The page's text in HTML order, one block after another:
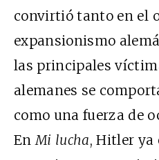
convirtió tanto en el
expansionismo
las principales
alemanes se
como una fuerza de
EnMi lucha, Hitler ya